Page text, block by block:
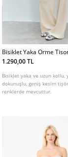
Bisiklet Yaka Orme
1.290,00 TL
Bisiklet yaka ve uzun kollu,
dokunuşlu, geniş kesim
renklerde mevcuttur.